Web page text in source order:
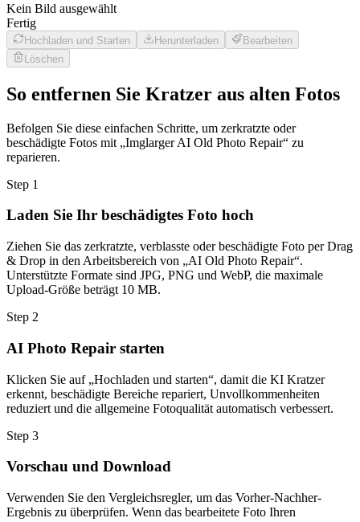
Kein Bild ausgewählt
Fertig
Hochladen und Starten Herunterladen
Bearbeiten
Löschen
So entfernen Sie Kratzer aus alten Fotos
Befolgen Sie diese einfachen Schritte, um zerkratzte oder
beschädigte Fotos mit „Imglarger AI Old Photo Repair“ zu
reparieren.
Step 1
Laden Sie Ihr beschädigtes Foto hoch
Ziehen Sie das zerkratzte, verblasste oder beschädigte Foto per Drag
& Drop in den Arbeitsbereich von „AI Old Photo Repair“.
Unterstützte Formate sind JPG, PNG und WebP, die maximale
Upload-Größe beträgt 10 MB.
Step 2
AI Photo Repair starten
Klicken Sie auf „Hochladen und starten“, damit die KI Kratzer
erkennt, beschädigte Bereiche repariert, Unvollkommenheiten
reduziert und die allgemeine Fotoqualität automatisch verbessert.
Step 3
Vorschau und Download
Verwenden Sie den Vergleichsregler, um das Vorher-Nachher-
Ergebnis zu überprüfen. Wenn das bearbeitete Foto Ihren